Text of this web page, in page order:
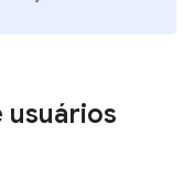
usuários